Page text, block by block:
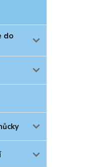
do